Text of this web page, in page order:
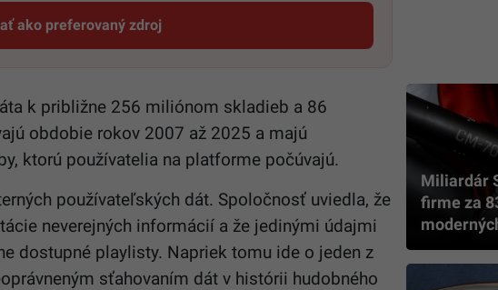
ako preferovaný zdroj
Startitup, odkaz sa otvorí v novom okne
k približne 256 miliónom skladieb a 86
obdobie rokov 2007 až 2025 a majú
ktorú používatelia na platforme počúvajú.
používateľských dát. Spoločnosť uviedla, že
neverejných informácií a že jedinými údajmi
dostupné playlisty. Napriek tomu ide o jeden z
sťahovaním dát v histórii hudobného
Miliardár
firme za